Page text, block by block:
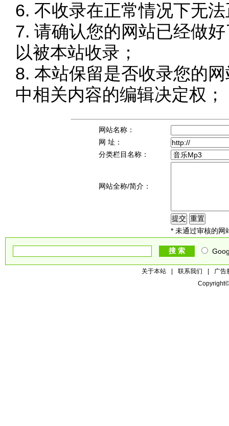
6. 不收录在正常情况下无
7. 请确认您的网站已经做
以被本站收录；
8. 本站保留是否收录您的
中相关内容的编辑决定权；
网站名称：
网 址：
分类栏目名称：
网站全称/简介：
* 未通过审核的网
关于本站 联系我们
广告